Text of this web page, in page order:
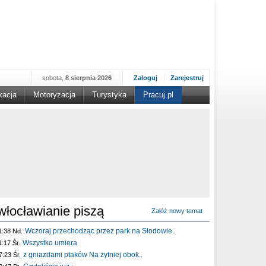
Zaloguj Zarejestruj
sobota, 8 sierpnia 2026
Motoryzacja Turystyka Pracuj.pl
piszą Załóż nowy temat
Nd. Wczoraj przechodząc przez park na Słodowie..
Śr. Wszystko umiera
Śr. z gniazdami ptaków Na żytniej obok..